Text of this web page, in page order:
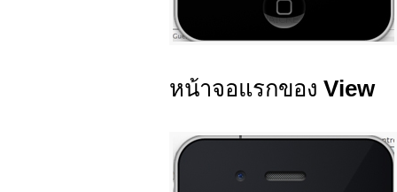
หน้าจอแรกของ View